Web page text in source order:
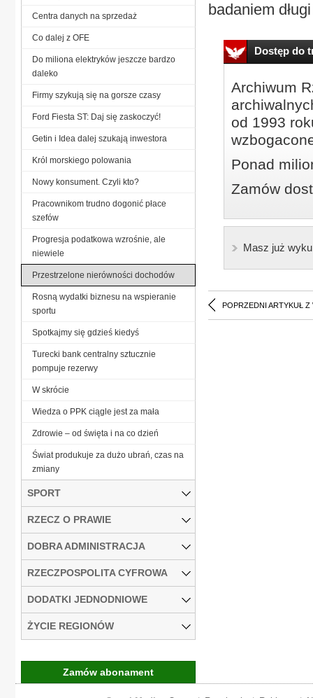
badaniem
Dostęp do
Archiwum
od 1993
Ponad
Zamów
Masz już
POPRZEDNI ARTYKUŁ Z
Centra danych na sprzedaż
Co dalej z OFE
Do miliona elektryków jeszcze bardzo
daleko
Firmy szykują się na gorsze czasy
Ford Fiesta ST: Daj się zaskoczyć!
Getin i Idea dalej szukają inwestora
Król morskiego polowania
Nowy konsument. Czyli kto?
Pracownikom trudno dogonić płace
szefów
Progresja podatkowa wzrośnie, ale
niewiele
Przestrzelone nierówności dochodów
Rosną wydatki biznesu na wspieranie
sportu
Spotkajmy się gdzieś kiedyś
Turecki bank centralny sztucznie
pompuje rezerwy
W skrócie
Wiedza o PPK ciągle jest za mała
Zdrowie – od święta i na co dzień
Świat produkuje za dużo ubrań, czas na
zmiany
SPORT
RZECZ O PRAWIE
DOBRA ADMINISTRACJA
RZECZPOSPOLITA CYFROWA
DODATKI JEDNODNIOWE
ŻYCIE REGIONÓW
Zamów abonament